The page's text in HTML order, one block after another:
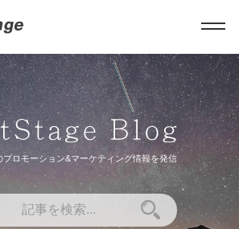
プロモーション&マーケティング情報を発信